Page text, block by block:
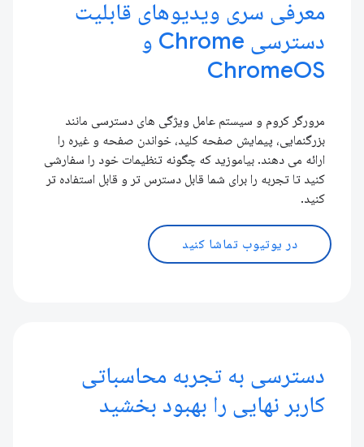
معرفی سری ویدیوهای قابلیت
دسترسی Chrome و
ChromeOS
مرورگر کروم و سیستم عامل ویژگی های دسترسی مانند
بزرگنمایی، پیمایش صفحه کلید، خواندن صفحه و غیره را
ارائه می دهند. بیاموزید که چگونه تنظیمات خود را سفارشی
کنید تا تجربه را برای شما قابل دسترس تر و قابل استفاده تر
کنید.
در یوتیوب تماشا کنید
دسترسی به تجربه محاسباتی
کاربر نهایی را بهبود بخشید